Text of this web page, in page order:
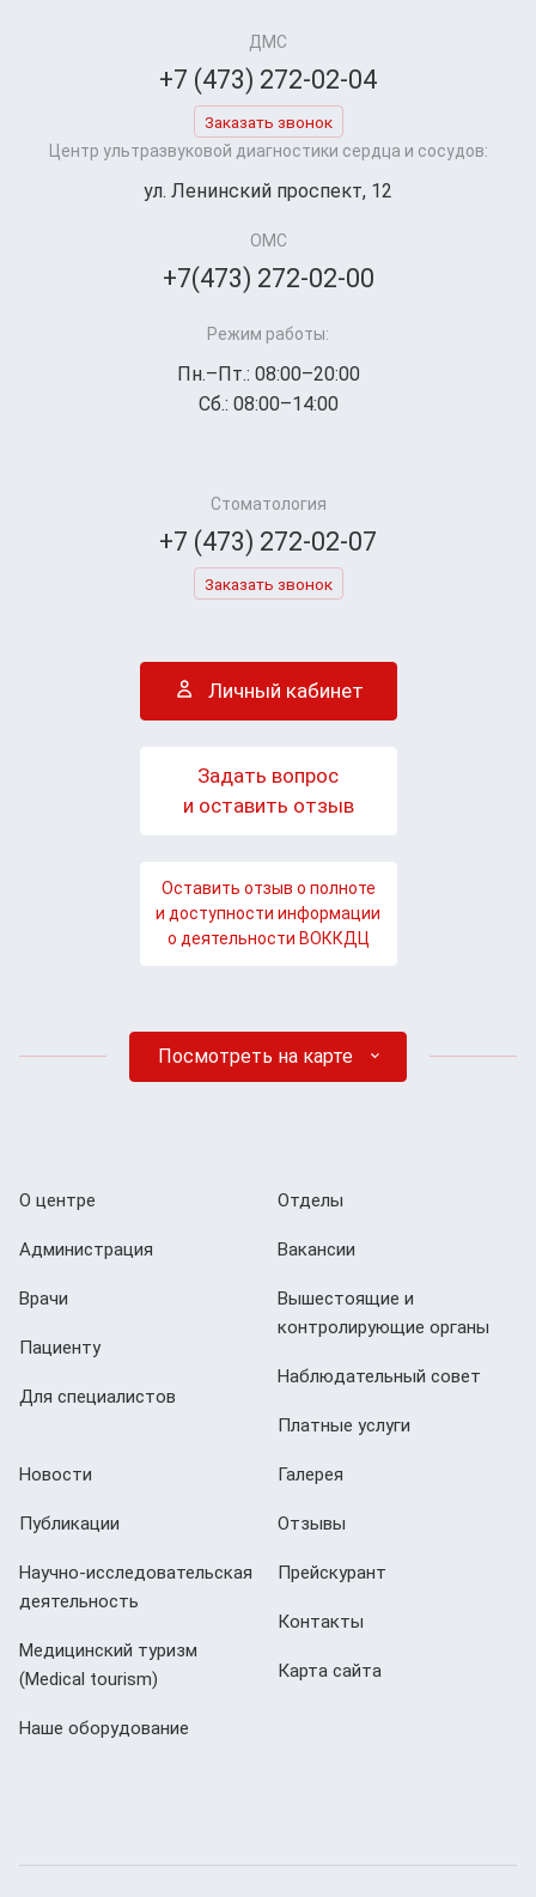
ДМС
+7 (473) 272-02-04
Заказать звонок
Центр ультразвуковой диагностики сердца и сосудов:
ул. Ленинский проспект, 12
ОМС
+7(473) 272-02-00
Режим работы:
Пн.–Пт.: 08:00–20:00
Сб.: 08:00–14:00
Стоматология
+7 (473) 272-02-07
Заказать звонок
Личный кабинет
Задать вопрос
и оставить отзыв
Оставить отзыв о полноте
и доступности информации
о деятельности ВОККДЦ
Посмотреть на карте
О центре
Администрация
Врачи
Пациенту
Для специалистов
Отделы
Вакансии
Вышестоящие и
контролирующие органы
Наблюдательный совет
Платные услуги
Новости
Публикации
Научно-исследовательская
деятельность
Медицинский туризм
(Мedical tourism)
Наше оборудование
Галерея
Отзывы
Прейскурант
Контакты
Карта сайта